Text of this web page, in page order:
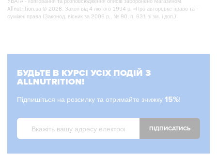
Allnutrition.ua © 2026. Закон від 4 лютого 1994 р. «Про авторське право та -
суміжні права (Законод. вісник за 2006 р., № 90, п. 631 зі зм. і доп.)
БУДЬТЕ В КУРСІ УСІХ ПОДІЙ З
ALLNUTRITION!
Підпишіться на розсилку та отримайте знижку 15%!
ПІДПИСАТИСЬ